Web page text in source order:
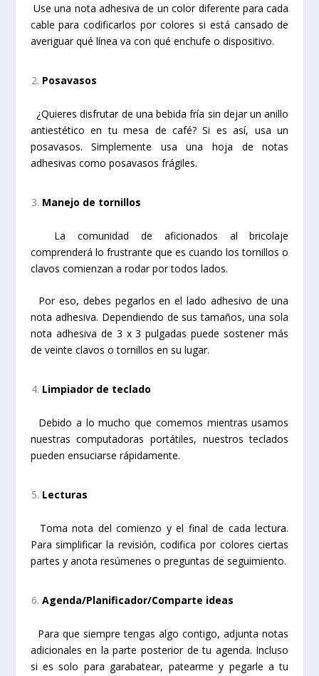
Use una nota adhesiva de un color diferente para cada
cable para codificarlos por colores si está cansado de
averiguar qué línea va con qué enchufe o dispositivo.
Posavasos
¿Quieres disfrutar de una bebida fría sin dejar un anillo
antiestético en tu mesa de café? Si es así, usa un
posavasos. Simplemente usa una hoja de notas
adhesivas como posavasos frágiles.
Manejo de tornillos
La comunidad de aficionados al bricolaje
comprenderá lo frustrante que es cuando los tornillos o
clavos comienzan a rodar por todos lados.
Por eso, debes pegarlos en el lado adhesivo de una
nota adhesiva. Dependiendo de sus tamaños, una sola
nota adhesiva de 3 x 3 pulgadas puede sostener más
de veinte clavos o tornillos en su lugar.
Limpiador de teclado
Debido a lo mucho que comemos mientras usamos
nuestras computadoras portátiles, nuestros teclados
pueden ensuciarse rápidamente.
Lecturas
Toma nota del comienzo y el final de cada lectura.
Para simplificar la revisión, codifica por colores ciertas
partes y anota resúmenes o preguntas de seguimiento.
Agenda/Planificador/Comparte ideas
Para que siempre tengas algo contigo, adjunta notas
adicionales en la parte posterior de tu agenda. Incluso
si es solo para garabatear, patearme y pegarle a tu